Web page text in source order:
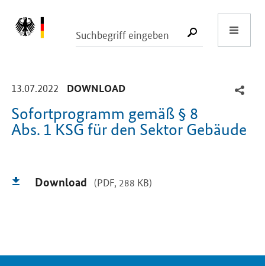
SUCHE
13.07.2022 -
DOWNLOAD
Sofortprogramm gemäß § 8
Abs. 1 KSG für den Sektor Gebäude
Download (PDF, 288 KB)